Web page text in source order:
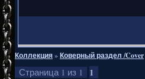
Коллекция»Коверный раздел /Cover
Страница 1 из 1 1